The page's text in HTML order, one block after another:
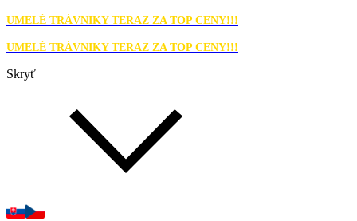
UMELÉ TRÁVNIKY TERAZ ZA TOP CENY!!!
UMELÉ TRÁVNIKY TERAZ ZA TOP CENY!!!
Skryť